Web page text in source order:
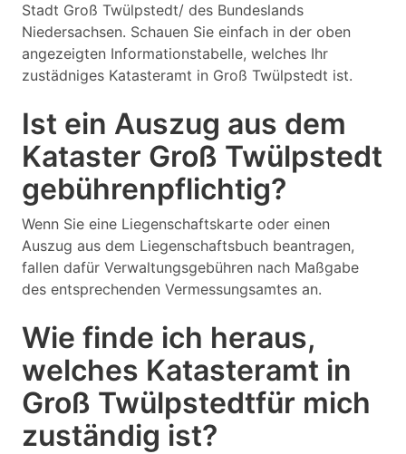
Stadt Groß Twülpstedt/ des Bundeslands
Niedersachsen. Schauen Sie einfach in der oben
angezeigten Informationstabelle, welches Ihr
zustädniges Katasteramt in Groß Twülpstedt ist.
Ist ein Auszug aus dem
Kataster Groß Twülpstedt
gebührenpflichtig?
Wenn Sie eine Liegenschaftskarte oder einen
Auszug aus dem Liegenschaftsbuch beantragen,
fallen dafür Verwaltungsgebühren nach Maßgabe
des entsprechenden Vermessungsamtes an.
Wie finde ich heraus,
welches Katasteramt in
Groß Twülpstedtfür mich
zuständig ist?